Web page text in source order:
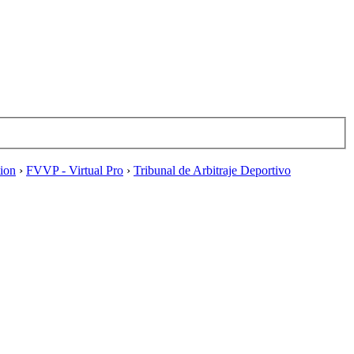
› FVVP - Virtual Pro › Tribunal de Arbitraje Deportivo